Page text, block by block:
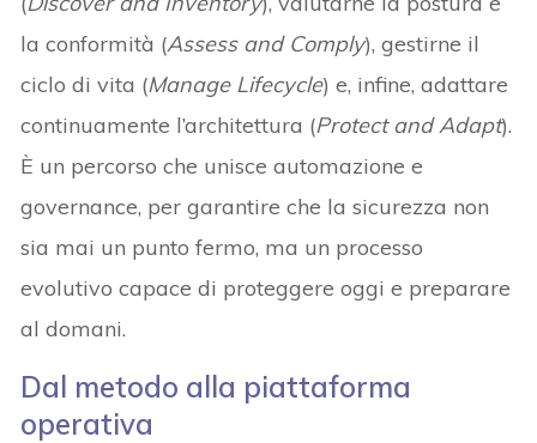
la conformità (Assess and Comply), gestirne il
ciclo di vita (Manage Lifecycle) e, infine, adattare
continuamente l’architettura (Protect and Adapt).
È un percorso che unisce automazione e
governance, per garantire che la sicurezza non
sia mai un punto fermo, ma un processo
evolutivo capace di proteggere oggi e preparare
al domani.
Dal metodo alla piattaforma
operativa